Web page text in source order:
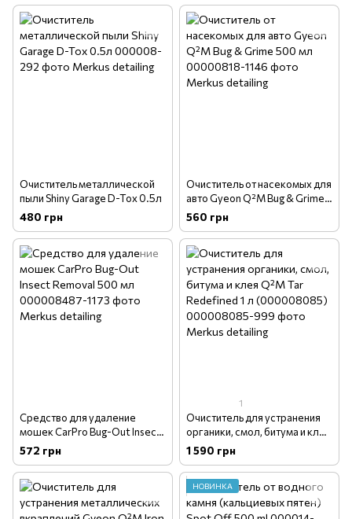
Очиститель металлической
пыли Shiny Garage D-Tox 0.5л
480 грн
Очиститель от насекомых для
авто Gyeon Q²M Bug & Grime
500 мл
560 грн
Средство для удаление
мошек CarPro Bug-Out Insect
Removal 500 мл
572 грн
1
Очиститель для устранения
органики, смол, битума и клея
Q²M Tar Redefined 1 л
(000008085)
1 590 грн
НОВИНКА